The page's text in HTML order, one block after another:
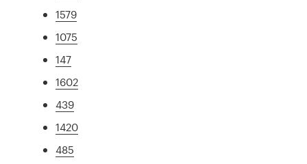
1579
1075
147
1602
439
1420
485